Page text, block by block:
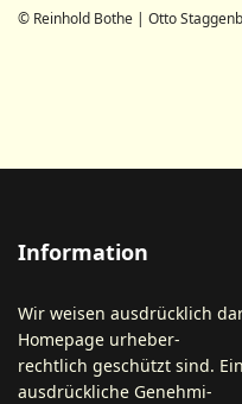
© Reinhold Bothe | Otto
Information
Wir weisen ausdrücklich
Homepage urheber-
rechtlich geschützt sind.
ausdrückliche Genehmi-